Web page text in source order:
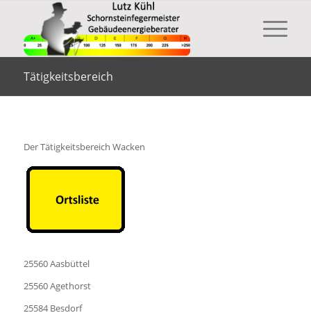
Tätigkeitsbereich
Der Tätigkeitsbereich Wacken
25560 Aasbüttel
25560 Agethorst
25584 Besdorf